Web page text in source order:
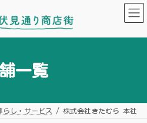
一覧
らし・サービス 株式会社きたむら 本社